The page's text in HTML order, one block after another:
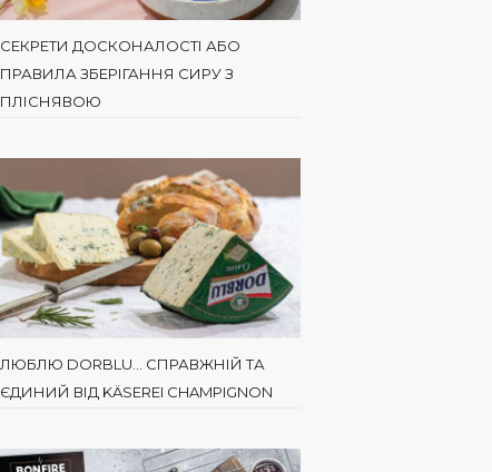
СЕКРЕТИ ДОСКОНАЛОСТІ АБО
ПРАВИЛА ЗБЕРІГАННЯ СИРУ З
ПЛІСНЯВОЮ
ЛЮБЛЮ DORBLU… СПРАВЖНІЙ ТА
ЄДИНИЙ ВІД KÄSEREI CHAMPIGNON